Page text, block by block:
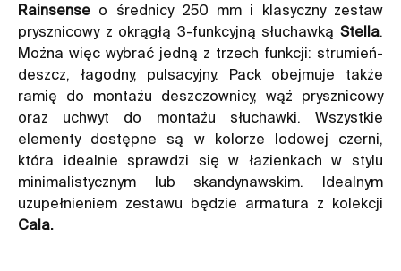
Rainsense o średnicy 250 mm i klasyczny zestaw
prysznicowy z okrągłą 3-funkcyjną słuchawką Stella
Można więc wybrać jedną z trzech funkcji: strumień-
deszcz, łagodny, pulsacyjny. Pack obejmuje także
ramię do montażu deszczownicy, wąż prysznicowy
oraz uchwyt do montażu słuchawki. Wszystkie
elementy dostępne są w kolorze lodowej czerni,
która idealnie sprawdzi się w łazienkach w stylu
minimalistycznym lub skandynawskim. Idealnym
uzupełnieniem zestawu będzie armatura z kolekcji
Cala.